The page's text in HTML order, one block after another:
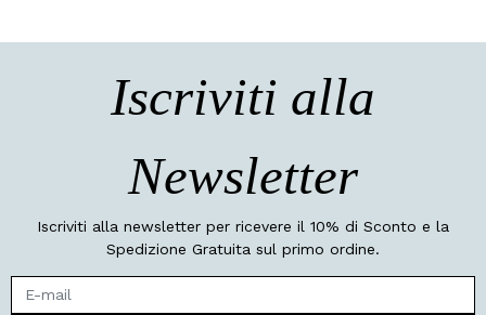
Iscriviti alla
Newsletter
Iscriviti alla newsletter per ricevere il 10% di Sconto e la
Spedizione Gratuita sul primo ordine.